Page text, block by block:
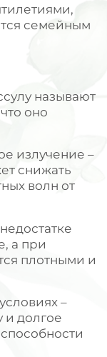
семейным
называют
оно
излучение –
снижать
волн от
а при
плотными и
–
и долгое